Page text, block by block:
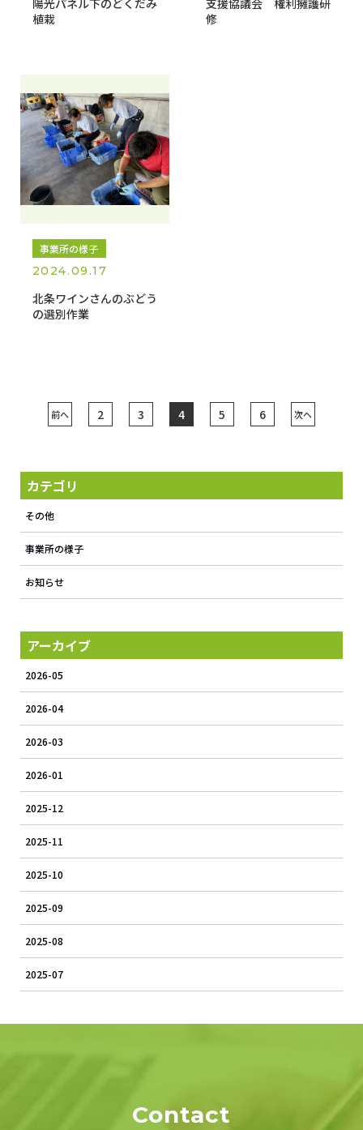
植栽 修
事業所の様子
2024.09.17
北条ワインさんのぶどう
の選別作業
前へ 2 3 4 5 6 次へ
カテゴリ
その他
事業所の様子
お知らせ
アーカイブ
2026-05
2026-04
2026-03
2026-01
2025-12
2025-11
2025-10
2025-09
2025-08
2025-07
Contact